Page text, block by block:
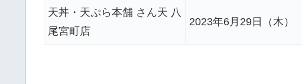
天丼・天ぷら本舗 さん天 八
尾宮町店
2023年6月29日（木）